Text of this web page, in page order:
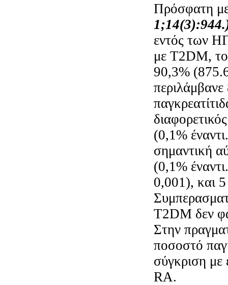
Πρόσφατη
εντός των
με T2DM,
90,3%
(0,1%
σημαντική
(0,1%
0,001), και
T2DM δεν
Στην
ποσοστό
σύγκριση με
RA.